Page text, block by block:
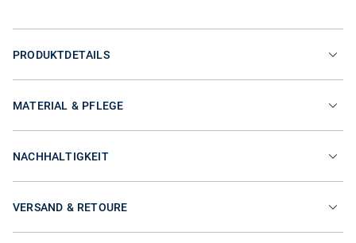
PRODUKTDETAILS
MATERIAL & PFLEGE
NACHHALTIGKEIT
VERSAND & RETOURE